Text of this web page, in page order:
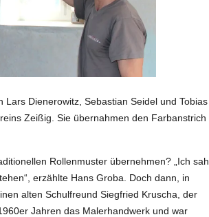
Dienerowitz, Sebastian Seidel und Tobias
Zeißig. Sie übernahmen den Farbanstrich
Rollenmuster übernehmen? „Ich sah
erzählte Hans Groba. Doch dann, in
alten Schulfreund Siegfried Kruscha, der
Jahren das Malerhandwerk und war